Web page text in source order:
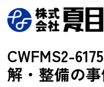
CWFMS2-
解・整備の